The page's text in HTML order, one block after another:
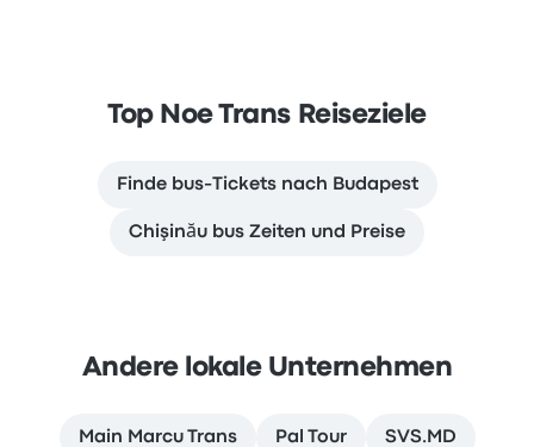
Top Noe Trans Reiseziele
Finde bus-Tickets nach Budapest
Chişinău bus Zeiten und Preise
Andere lokale Unternehmen
Main Marcu Trans Pal Tour SVS.MD